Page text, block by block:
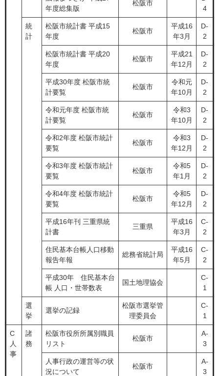
年度総集版
松阪市
4
統
計
松阪市統計書 平成15
年度
松阪市
平成16
年3月
D-
2
松阪市統計書 平成20
年度
松阪市
平成21
年12月
D-
2
平成30年度 松阪市統
計要覧
松阪市
令和元
年10月
D-
2
令和元年度 松阪市統
計要覧
松阪市
令和3
年10月
D-
2
令和2年度 松阪市統計
要覧
松阪市
令和3
年12月
D-
2
令和3年度 松阪市統計
要覧
松阪市
令和5
年1月
D-
2
令和4年度 松阪市統計
要覧
松阪市
令和5
年12月
D-
2
平成16年刊 三重県統
計書
三重県
平成16
年3月
C-
2
住民基本台帳人口移動
報告年報
総務省統計局
平成16
年5月
C-
2
平成30年 住民基本台
帳 人口・世帯数表
国土地理協会
C-
1
選
挙
選挙の記録
松阪市選挙管
理委員会
C-
1
C
人
事
諸
務
松阪市役所所属別職員
リスト
松阪市
A-
3
人事行政の運営等の状
況について
松阪市
A-
3